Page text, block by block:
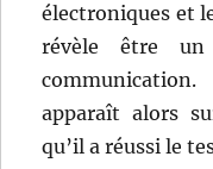
électroniques et
révèle être un
apparaît alors
qu’il a réussi le